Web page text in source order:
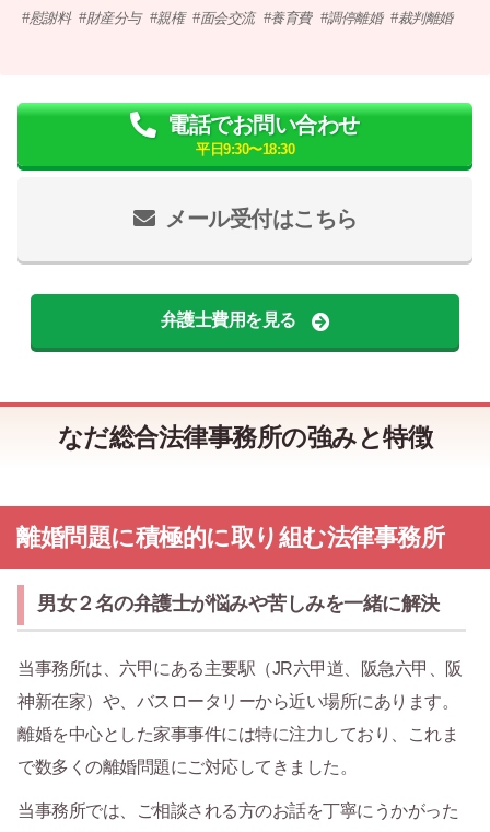
慰謝料 財産分与 親権 面会交流 養育費 調停離婚 裁判離婚
メール受付はこちら
電話でお問い合わせ
平日9:30〜18:30
弁護士費用を見る
なだ総合法律事務所の強みと特徴
離婚問題に積極的に取り組む法律事務所
男女２名の弁護士が悩みや苦しみを一緒に解決
当事務所は、六甲にある主要駅（JR六甲道、阪急六甲、阪
神新在家）や、バスロータリーから近い場所にあります。
離婚を中心とした家事事件には特に注力しており、これま
で数多くの離婚問題にご対応してきました。
当事務所では、ご相談される方のお話を丁寧にうかがった